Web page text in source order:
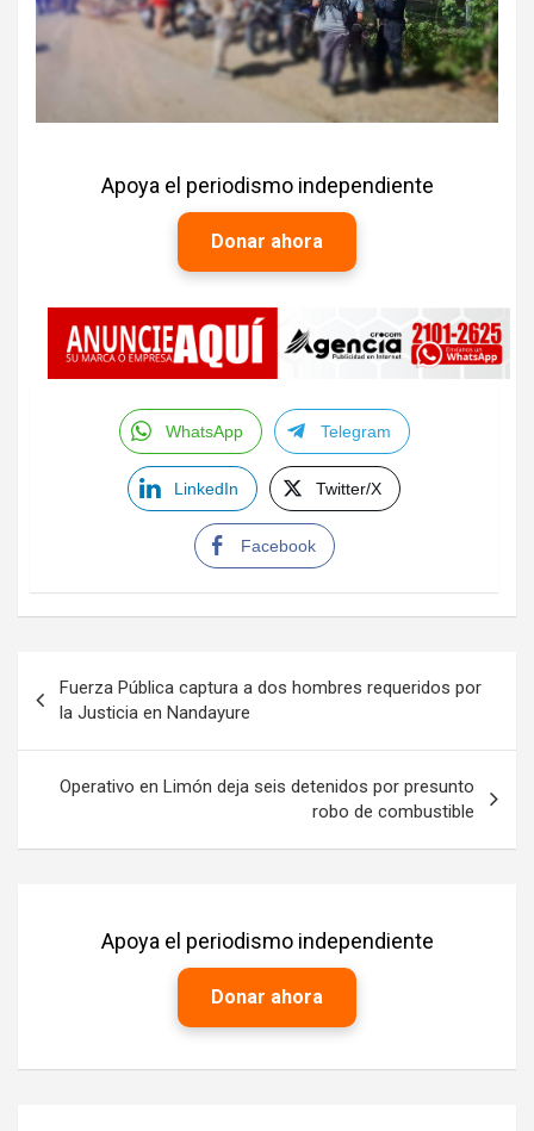
Apoya el periodismo independiente
Donar ahora
WhatsApp Telegram
LinkedIn Twitter/X
Facebook
de
entradas
Fuerza Pública captura a dos hombres requeridos por
la Justicia en Nandayure
Operativo en Limón deja seis detenidos por presunto
robo de combustible
Apoya el periodismo independiente
Donar ahora